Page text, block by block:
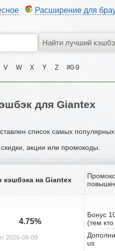
Расширение для
V W X Y Z #0-9
для Giantex
список самых популярных
акции или промокоды.
кэшбэка на Giantex
4.75%
2026-08-09
Бонус
(тем
us